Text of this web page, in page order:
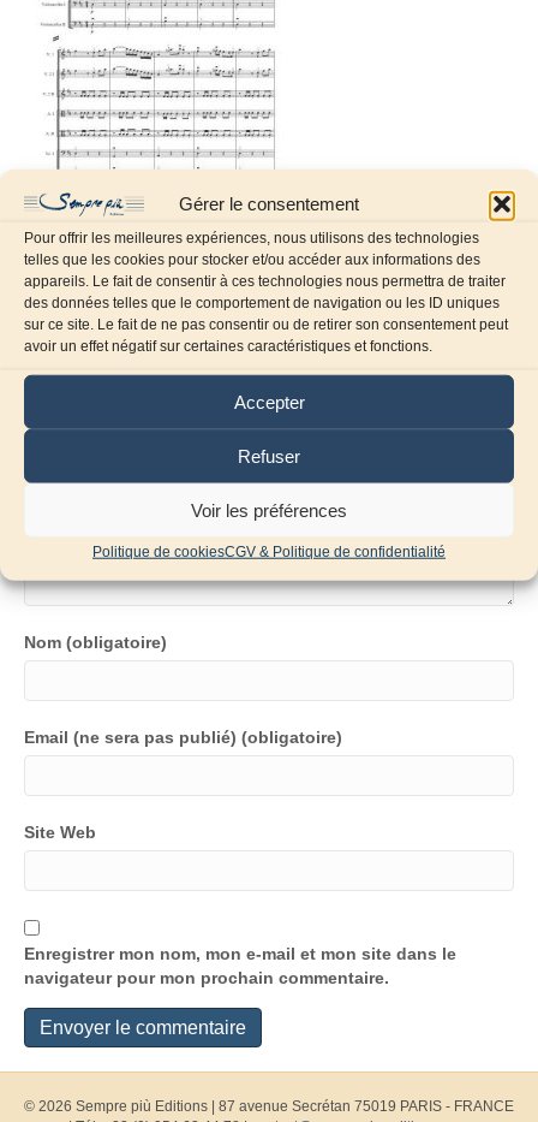
Gérer le consentement
Pour offrir les meilleures expériences, nous utilisons des technologies
telles que les cookies pour stocker et/ou accéder aux informations des
appareils. Le fait de consentir à ces technologies nous permettra de traiter
des données telles que le comportement de navigation ou les ID uniques
sur ce site. Le fait de ne pas consentir ou de retirer son consentement peut
avoir un effet négatif sur certaines caractéristiques et fonctions.
Accepter
Refuser
Voir les préférences
Politique de cookiesCGV & Politique de confidentialité
Laissez un commentaire
Commentaire
Nom (obligatoire)
Email (ne sera pas publié) (obligatoire)
Site Web
Enregistrer mon nom, mon e-mail et mon site dans le
navigateur pour mon prochain commentaire.
© 2026 Sempre più Editions
87 avenue Secrétan 75019 PARIS - FRANCE